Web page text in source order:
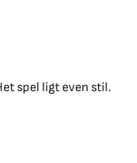
spel ligt even stil.